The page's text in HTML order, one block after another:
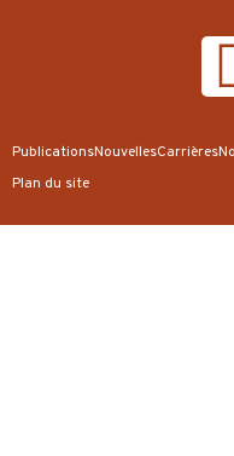
PublicationsNouvellesCarrières
Plan du site